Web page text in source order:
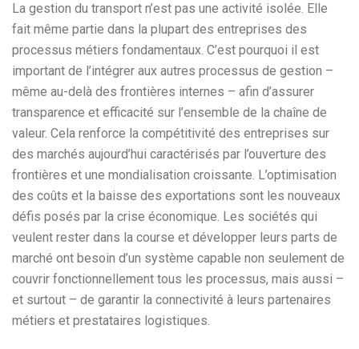
La gestion du transport n’est pas une activité isolée. Elle
fait même partie dans la plupart des entreprises des
processus métiers fondamentaux. C’est pourquoi il est
important de l’intégrer aux autres processus de gestion –
même au-delà des frontières internes – afin d’assurer
transparence et efficacité sur l’ensemble de la chaîne de
valeur. Cela renforce la compétitivité des entreprises sur
des marchés aujourd’hui caractérisés par l’ouverture des
frontières et une mondialisation croissante. L’optimisation
des coûts et la baisse des exportations sont les nouveaux
défis posés par la crise économique. Les sociétés qui
veulent rester dans la course et développer leurs parts de
marché ont besoin d’un système capable non seulement de
couvrir fonctionnellement tous les processus, mais aussi –
et surtout – de garantir la connectivité à leurs partenaires
métiers et prestataires logistiques.